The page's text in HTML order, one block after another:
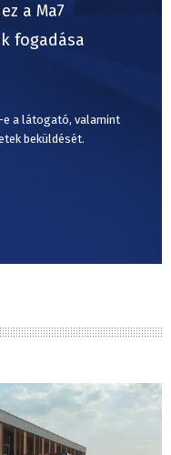
a Ma7
fogadása
e a látogató, valamint
beküldését.